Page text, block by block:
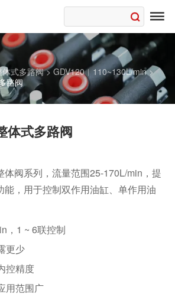

体式多路阀>GDV120︱110~130L/min>
路阀
体式多路阀
体阀系列，流量范围25-170L/min，提
能，用于控制双作用油缸、单作用油
，1 ~ 6联控制
更少
控精度
用范围广